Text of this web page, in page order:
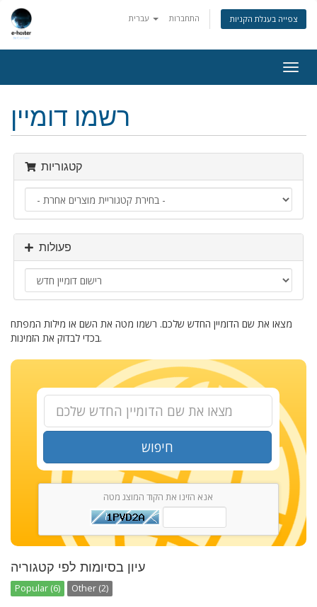
התחברות צפייה בעגלת הקניות
ניווט
רשמו דומיין
קטגוריות
פעולות
מצאו את שם הדומיין החדש שלכם. רשמו מטה את השם או מילות המפתח
בכדי לבדוק את הזמינות.
חיפוש
אנא הזינו את הקוד המוצג מטה
עיון בסיומות לפי קטגוריה
Popular (6) Other (2)